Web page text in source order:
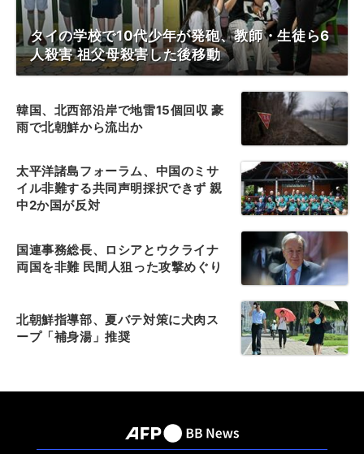
タイの学校で10代少年が発砲、教師・生徒ら6
人殺害 祖父母殺害した後移動
韓国、北西部沿岸で地雷15個回収 豪
雨で北朝鮮から流出か
太平洋諸島フォーラム、中国のミサ
イル非難する共同声明採択できず 親
中2か国が反対
国連事務総長、ロシアとウクライナ
両国を非難 民間人狙った攻撃めぐり
北朝鮮指導部、夏バテ対策に犬肉ス
ープ「補身湯」推奨